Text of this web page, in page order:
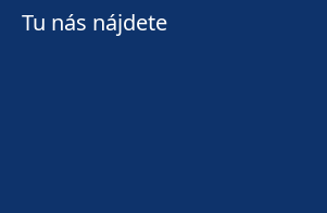
Tu nás nájdete